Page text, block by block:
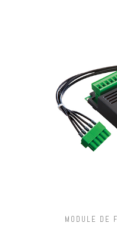
MODULE DE